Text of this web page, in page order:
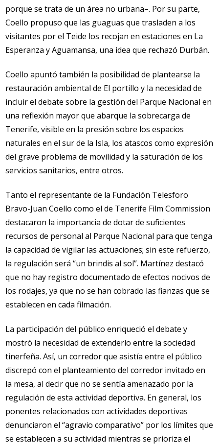
porque se trata de un área no urbana–. Por su parte,
Coello propuso que las guaguas que trasladen a los
visitantes por el Teide los recojan en estaciones en La
Esperanza y Aguamansa, una idea que rechazó Durbán.
Coello apuntó también la posibilidad de plantearse la
restauración ambiental de El portillo y la necesidad de
incluir el debate sobre la gestión del Parque Nacional en
una reflexión mayor que abarque la sobrecarga de
Tenerife, visible en la presión sobre los espacios
naturales en el sur de la Isla, los atascos como expresión
del grave problema de movilidad y la saturación de los
servicios sanitarios, entre otros.
Tanto el representante de la Fundación Telesforo
Bravo-Juan Coello como el de Tenerife Film Commission
destacaron la importancia de dotar de suficientes
recursos de personal al Parque Nacional para que tenga
la capacidad de vigilar las actuaciones; sin este refuerzo,
la regulación será “un brindis al sol”. Martínez destacó
que no hay registro documentado de efectos nocivos de
los rodajes, ya que no se han cobrado las fianzas que se
establecen en cada filmación.
La participación del público enriqueció el debate y
mostró la necesidad de extenderlo entre la sociedad
tinerfeña. Así, un corredor que asistía entre el público
discrepó con el planteamiento del corredor invitado en
la mesa, al decir que no se sentía amenazado por la
regulación de esta actividad deportiva. En general, los
ponentes relacionados con actividades deportivas
denunciaron el “agravio comparativo” por los límites que
se establecen a su actividad mientras se prioriza el